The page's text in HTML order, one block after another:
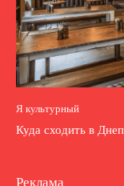
Я культурный
Куда сходить в
Реклама